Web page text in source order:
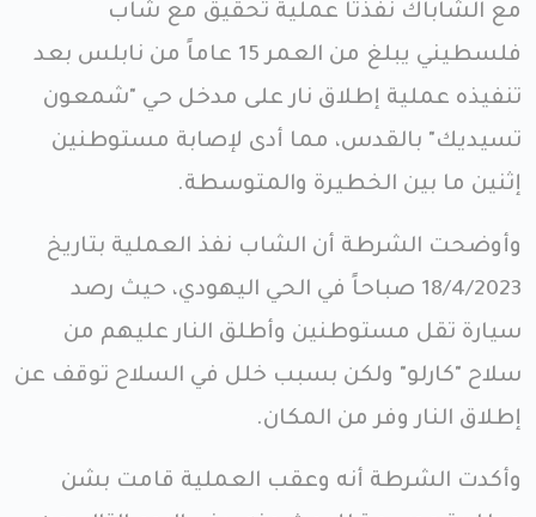
مع الشاباك نفذتا عملية تحقيق مع شاب
فلسطيني يبلغ من العمر 15 عاماً من نابلس بعد
تنفيذه عملية إطلاق نار على مدخل حي "شمعون
تسيديك" بالقدس، مما أدى لإصابة مستوطنين
إثنين ما بين الخطيرة والمتوسطة.
وأوضحت الشرطة أن الشاب نفذ العملية بتاريخ
18/4/2023 صباحاً في الحي اليهودي، حيث رصد
سيارة تقل مستوطنين وأطلق النار عليهم من
سلاح "كارلو" ولكن بسبب خلل في السلاح توقف عن
إطلاق النار وفر من المكان.
وأكدت الشرطة أنه وعقب العملية قامت بشن